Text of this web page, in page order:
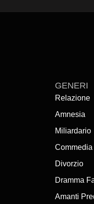
— così gli archi emotivi
intensa Bye Bye
improvvise — che
Re del Sexting
in cui i messaggi accendono il
Uomo Uccello
perdita e desiderio riacceso
drammatici di passione e
GENERI
Relazione
Amnesia
Miliardario
Commedia
Divorzio
Dramma
Amanti